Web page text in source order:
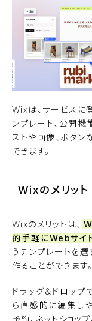
Wixは、サービスに
ンプレート、公開
ストや画像、ボタ
できます。
Wixのメリット
Wixのメリットは、
的手軽にWebサイ
うテンプレートを
作ることができます。
ドラッグ＆ドロッ
ら直感的に編集し
予約、ネットショッ